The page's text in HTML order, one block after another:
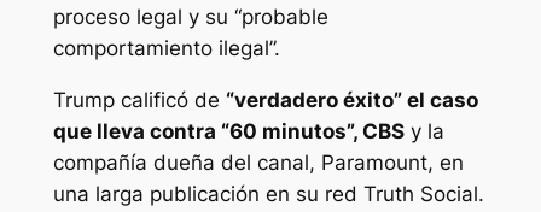
proceso legal y su “probable
comportamiento ilegal”.
Trump calificó de “verdadero éxito” el caso
que lleva contra “60 minutos”, CBSy la
compañía dueña del canal, Paramount, en
una larga publicación en su red Truth Social.